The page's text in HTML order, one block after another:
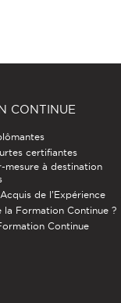
CONTINUE
certifiantes
mesure à destination
de l’Expérience
la Formation Continue ?
Continue